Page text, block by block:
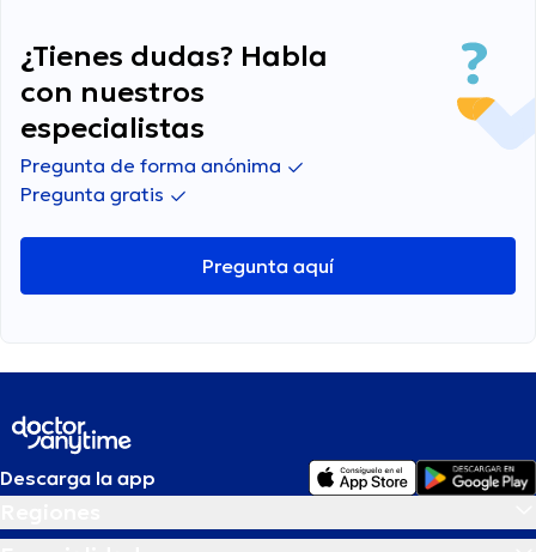
¿Tienes dudas? Habla
con nuestros
especialistas
Pregunta de forma anónima
Pregunta gratis
Pregunta aquí
Descarga la app